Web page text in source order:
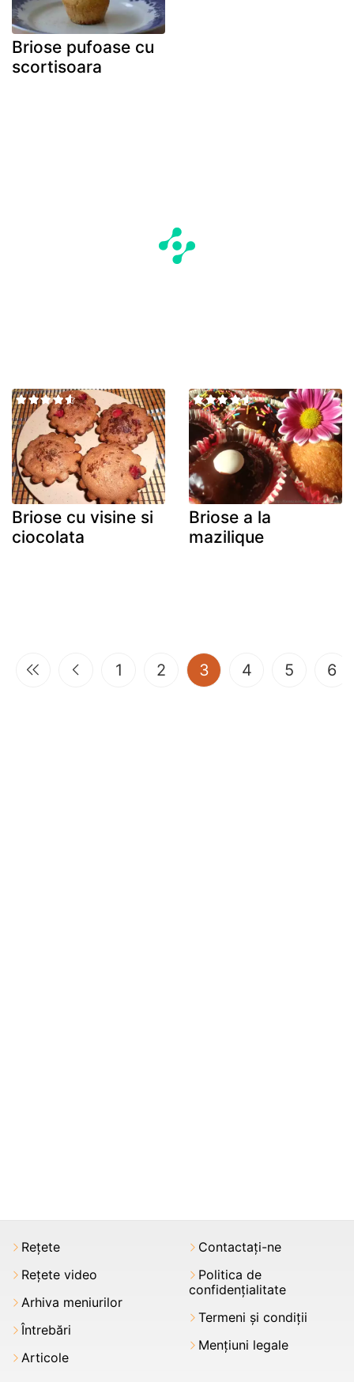
Briose pufoase cu
scortisoara
Briose cu visine si
ciocolata
Briose a la
mazilique
1 2 3(current)
4 5 6
Rețete
Rețete video
Arhiva meniurilor
Întrebări
Articole
Contactați-ne
Politica de
confidențialitate
Termeni şi condiții
Mențiuni legale